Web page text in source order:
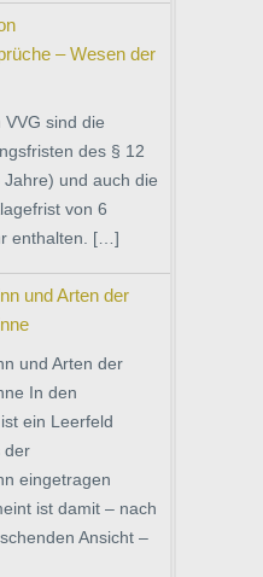
– Wesen der
VVG sind die
des § 12
Jahre) und auch die
von 6
enthalten. […]
und Arten der
und Arten der
In den
ein Leerfeld
der
eingetragen
ist damit – nach
Ansicht –